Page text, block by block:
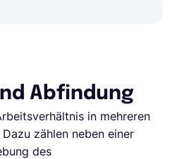
Abfindung
in mehreren
zählen neben einer
des